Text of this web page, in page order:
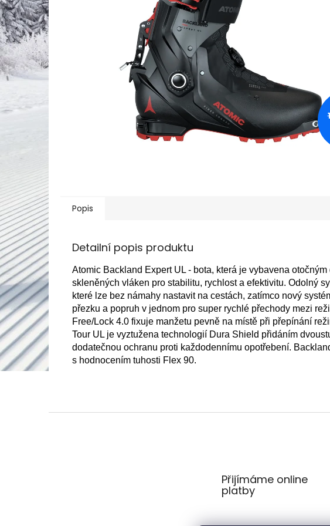
Popis
Detailní popis produktu
Atomic Backland Expert UL - bota, která je vybavena
skleněných vláken pro stabilitu, rychlost a efektivitu. Odolný
které lze bez námahy nastavit na cestách, zatímco nový
přezku a popruh v jednom pro super rychlé přechody mezi
Free/Lock 4.0 fixuje manžetu pevně na místě při přepínání
Tour UL je vyztužena technologií Dura Shield přidáním
dodatečnou ochranu proti každodennímu opotřebení.
s hodnocením tuhosti Flex 90.
Přijímáme online
platby